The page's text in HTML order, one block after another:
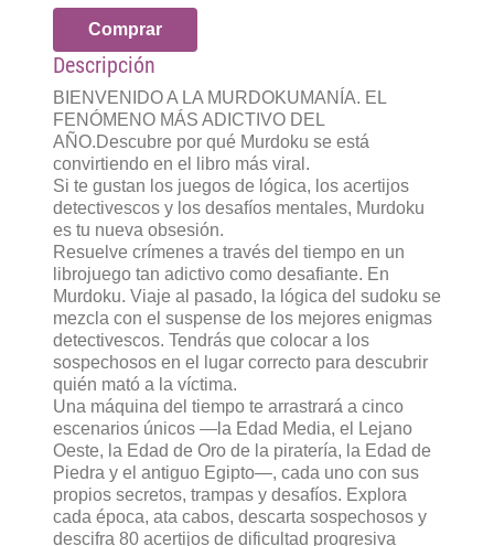
Comprar
Descripción
BIENVENIDO A LA MURDOKUMANÍA. EL
FENÓMENO MÁS ADICTIVO DEL
AÑO.Descubre por qué Murdoku se está
convirtiendo en el libro más viral.
Si te gustan los juegos de lógica, los acertijos
detectivescos y los desafíos mentales, Murdoku
es tu nueva obsesión.
Resuelve crímenes a través del tiempo en un
librojuego tan adictivo como desafiante. En
Murdoku. Viaje al pasado, la lógica del sudoku se
mezcla con el suspense de los mejores enigmas
detectivescos. Tendrás que colocar a los
sospechosos en el lugar correcto para descubrir
quién mató a la víctima.
Una máquina del tiempo te arrastrará a cinco
escenarios únicos —la Edad Media, el Lejano
Oeste, la Edad de Oro de la piratería, la Edad de
Piedra y el antiguo Egipto—, cada uno con sus
propios secretos, trampas y desafíos. Explora
cada época, ata cabos, descarta sospechosos y
descifra 80 acertijos de dificultad progresiva